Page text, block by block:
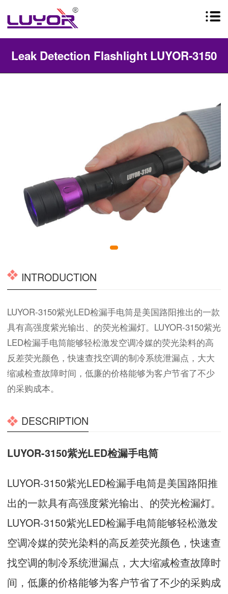
Leak Detection Flashlight LUYOR-3150
INTRODUCTION
LUYOR-3150紫光LED检漏手电筒是美国路阳推出的一款
具有高强度紫光输出、的荧光检漏灯。LUYOR-3150紫光
LED检漏手电筒能够轻松激发空调冷媒的荧光染料的高
反差荧光颜色，快速查找空调的制冷系统泄漏点，大大
缩减检查故障时间，低廉的价格能够为客户节省了不少
的采购成本。
DESCRIPTION
LUYOR-3150紫光LED检漏手电筒
LUYOR-3150紫光LED检漏手电筒是美国路阳推
出的一款具有高强度紫光输出、的荧光检漏灯。
LUYOR-3150紫光LED检漏手电筒能够轻松激发
空调冷媒的荧光染料的高反差荧光颜色，快速查
找空调的制冷系统泄漏点，大大缩减检查故障时
间，低廉的价格能够为客户节省了不少的采购成